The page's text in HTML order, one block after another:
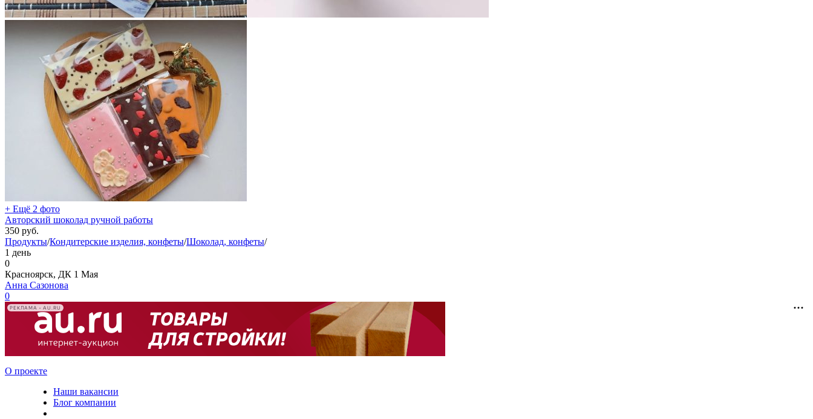
+ Ещё 2 фото
Авторский шоколад ручной работы
350 руб.
Продукты/Кондитерские изделия, конфеты/Шоколад, конфеты/
1 день
0
Красноярск, ДК 1 Мая
Анна Сазонова
0
РЕКЛАМА • AU.RU
О проекте
Наши вакансии
Блог компании